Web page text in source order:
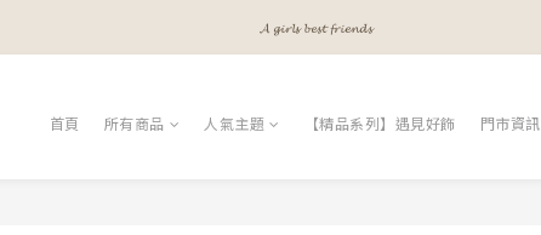
𝓐 𝓰𝓲𝓻𝓵𝓼 𝓫𝓮𝓼𝓽 𝓯𝓻𝓲𝓮𝓷𝓭𝓼
𝓜𝓮𝓮𝓽 𝔂𝓸𝓾𝓻 𝓫𝓮𝓪𝓾𝓽𝔂
首頁 所有商品 人氣主題 【精品系列】遇見好飾 門市資訊